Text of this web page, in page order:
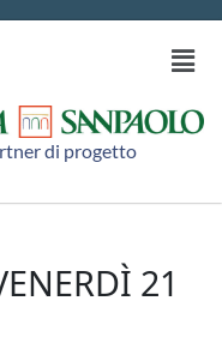
di progetto
21